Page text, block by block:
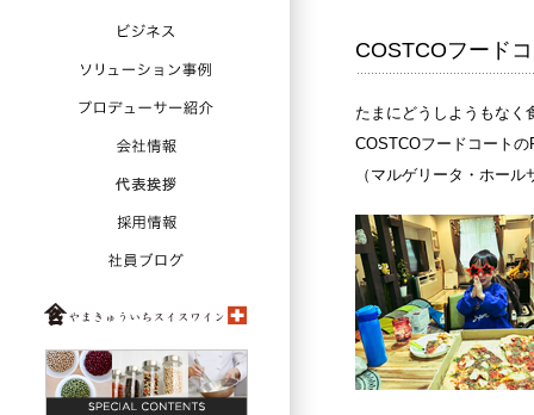
COSTCOフード
たまにどうしようもなく
COSTCOフードコートの
（マルゲリータ・ホー